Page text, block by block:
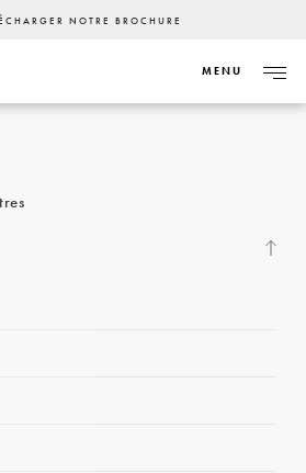
NOTRE BROCHURE
MENU